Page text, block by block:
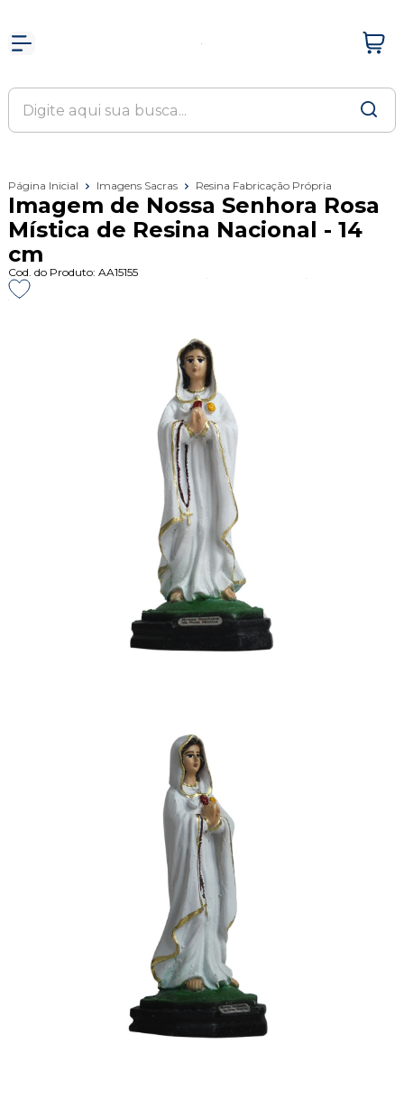
Página Inicial Imagens Sacras Resina Fabricação Própria
Imagem de Nossa Senhora Rosa
Mística de Resina Nacional - 14
cm
Cod. do Produto: AA15155